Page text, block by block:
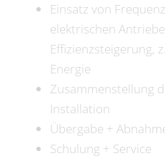
Einsatz von
elektrischen
Effizienzsteigerung,
Energie
Zusammenstellung
Installation
Übergabe +
Schulung + Service